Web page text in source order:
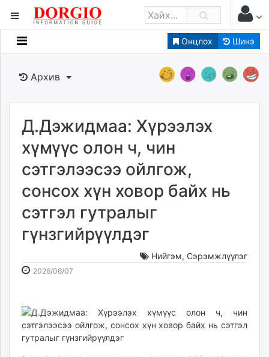
Онцлох Шинэ
Мэдээллийн
Банк санхүү
Бизнес ААН
Төрийн
Нийслэлийн
dorgio.mn
Gogo.mn
news.mn
zindaa.mn
tovch.mn
Livetv.mn
Eguur.mn
24tsag.mn
Архив
Д.Дэжидмаа: Хүрээлэх
хүмүүс олон ч, чин
сэтгэлээсээ ойлгож,
сонсох хүн ховор байх нь
сэтгэл гутралыг
гүнзгийрүүлдэг
Нийгэм, Сэрэмжлүүлэг
2026/06/07
12:55:57
02:57:29